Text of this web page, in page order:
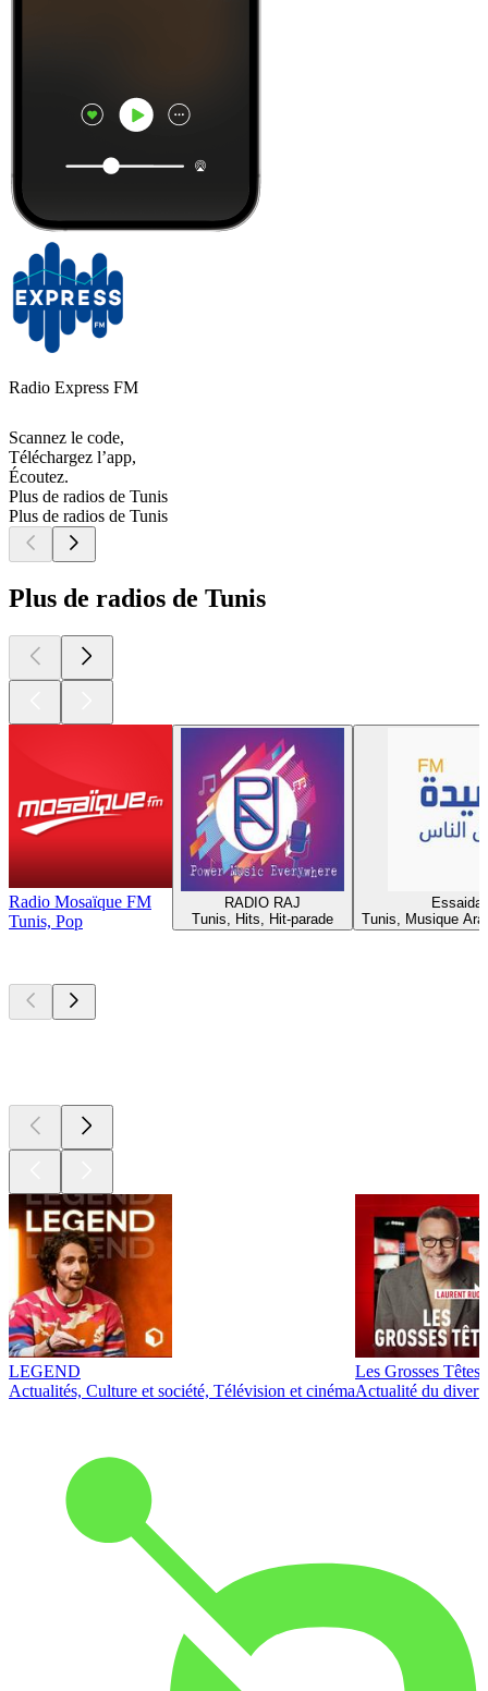
Radio Express FM
Scannez le code,
Téléchargez l’app,
Écoutez.
Plus de radios de Tunis
Plus de radios de Tunis
Plus de radios de Tunis
Radio Mosaïque FM
Tunis, Pop
RADIO RAJ
Tunis, Hits, Hit-parade
Essaida
Tunis, Musique
LEGEND
Actualités, Culture et société, Télévision et cinéma
Les Grosses Têtes
Actualité du